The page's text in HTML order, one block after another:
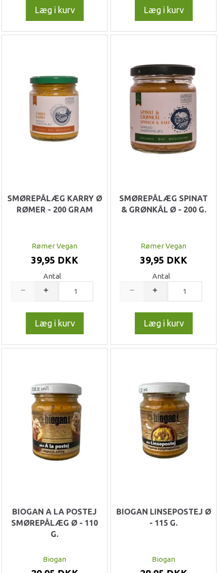
Læg i kurv Læg i kurv
SMØREPÅLÆG KARRY Ø
RØMER - 200 GRAM
Rømer Vegan
39,95 DKK
Antal
Læg i kurv
SMØREPÅLÆG SPINAT
& GRØNKÅL Ø - 200 G.
Rømer Vegan
39,95 DKK
Antal
Læg i kurv
BIOGAN A LA POSTEJ
SMØREPÅLÆG Ø - 110
G.
Biogan
BIOGAN LINSEPOSTEJ Ø
- 115 G.
Biogan